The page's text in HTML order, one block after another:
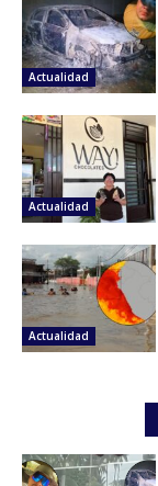
Actualidad
Actualidad
Actualidad